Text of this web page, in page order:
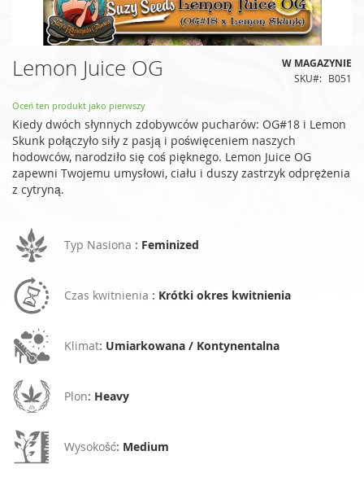
Lemon Juice OG W MAGAZYNIE
SKU B051
Oceń ten produkt jako pierwszy
Kiedy dwóch słynnych zdobywców pucharów: OG#18 i Lemon
Skunk połączyło siły z pasją i poświęceniem naszych
hodowców, narodziło się coś pięknego. Lemon Juice OG
zapewni Twojemu umysłowi, ciału i duszy zastrzyk odprężenia
z cytryną.
Typ Nasiona : Feminized
Czas kwitnienia : Krótki okres kwitnienia
Klimat: Umiarkowana / Kontynentalna
Plon: Heavy
Wysokošć: Medium
na
galerii